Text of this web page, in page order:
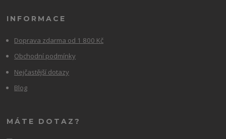
INFORMACE
Doprava zdarma od 1 800 Kč
Obchodní podmínky
Nejčastější dotazy
Blog
MÁTE DOTAZ?